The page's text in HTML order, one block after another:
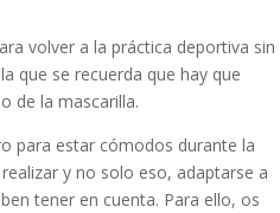
volver a la práctica deportiva sin
que se recuerda que hay que
de la mascarilla.
para estar cómodos durante la
y no solo eso, adaptarse a
tener en cuenta. Para ello, os